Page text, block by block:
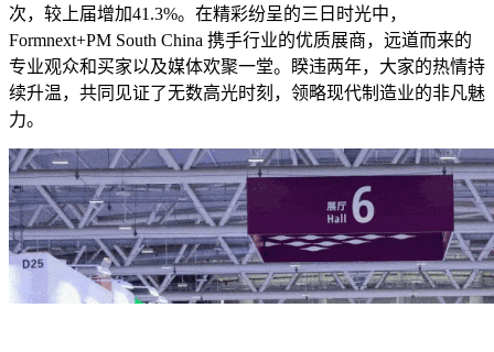
次，较上届增加41.3%。在精彩纷呈的三日时光中，
Formnext+PM South China 携手行业的优质展商，远道而来的
专业观众和买家以及媒体欢聚一堂。睽违两年，大家的热情持
续升温，共同见证了无数高光时刻，领略现代制造业的非凡魅
力。